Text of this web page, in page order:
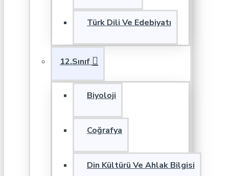
Türk Dili Ve Edebiyatı
12.Sınıf
Biyoloji
Coğrafya
Din Kültürü Ve Ahlak Bilgisi